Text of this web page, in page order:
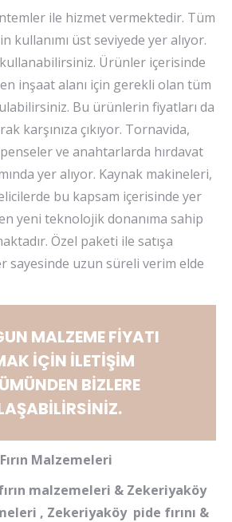
ile hizmet vermektedir. Tüm
kullanımı üst seviyede yer alıyor.
Ürünler içerisinde
inşaat alanı için gerekli olan tüm
Bu ürünlerin fiyatları da
karşınıza çıkıyor. Tornavida,
ve anahtarlarda hırdavat
yer alıyor. Kaynak makineleri,
bu kapsam içerisinde yer
yeni teknolojik donanıma sahip
Özel paketi ile satışa
sayesinde uzun süreli verim elde
MALZEME FİYATI
İÇİN İLETİŞİM
BİZLERE
Malzemeleri
malzemeleri & Zekeriyaköy
, Zekeriyaköy pide fırını &